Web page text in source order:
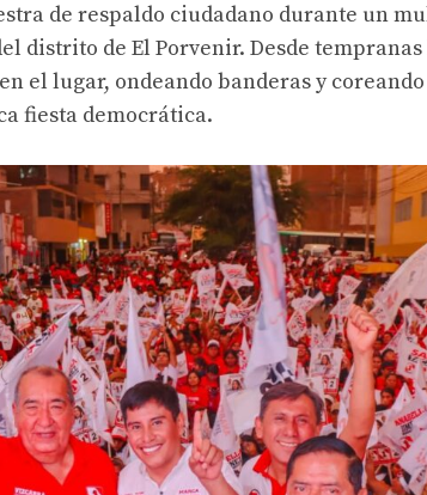
de respaldo ciudadano durante un
distrito de El Porvenir. Desde
el lugar, ondeando banderas y
fiesta democrática.